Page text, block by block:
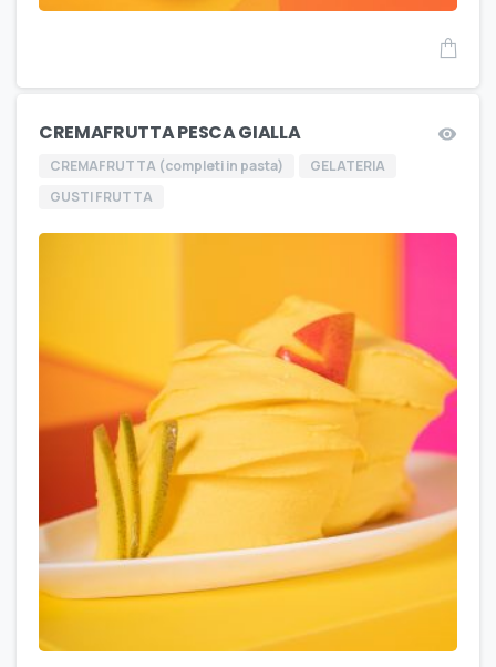
CREMAFRUTTA PESCA GIALLA
CREMAFRUTTA (completi in pasta)
GELATERIA
GUSTI FRUTTA